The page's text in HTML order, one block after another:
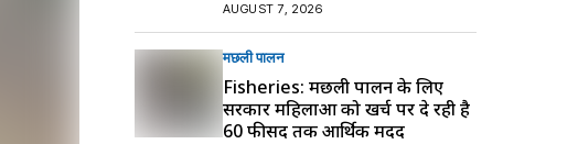
AUGUST 7, 2026
मछली पालन
Fisheries: मछली पालन के लिए
सरकार महिलाओं को खर्च पर दे रही है
60 फीसद तक आर्थिक मदद